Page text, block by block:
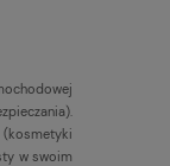
(kosmetyki
w swoim